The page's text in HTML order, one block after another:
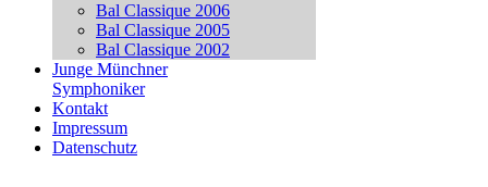
Bal Classique 2006
Bal Classique 2005
Bal Classique 2002
Junge Münchner
Symphoniker
Kontakt
Impressum
Datenschutz